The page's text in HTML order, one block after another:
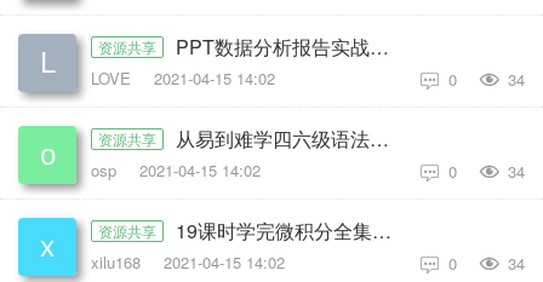
资源共享 PPT数据分析报告实战课程
LOVE 2021-04-15 14:02 0  34
资源共享 从易到难学四六级语法全套
osp 2021-04-15 14:02 0  34
资源共享 19课时学完微积分全集课程
xilu168 2021-04-15 14:02 0  34